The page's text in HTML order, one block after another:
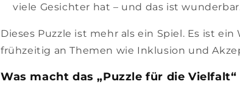
viele Gesichter hat – und das ist
Dieses Puzzle ist mehr als ein Spiel. Es ist
frühzeitig an Themen wie Inklusion und
Was macht das „Puzzle für die Vielfalt“